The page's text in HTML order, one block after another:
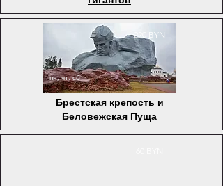
220 BYN
пн, чт, сб
Брестская крепость и
Беловежская Пуща